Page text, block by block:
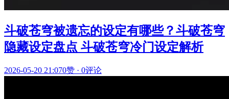
斗破苍穹被遗忘的设定有哪些？斗破苍穹
隐藏设定盘点 斗破苍穹冷门设定解析
2026-05-20 21:070赞 · 0评论